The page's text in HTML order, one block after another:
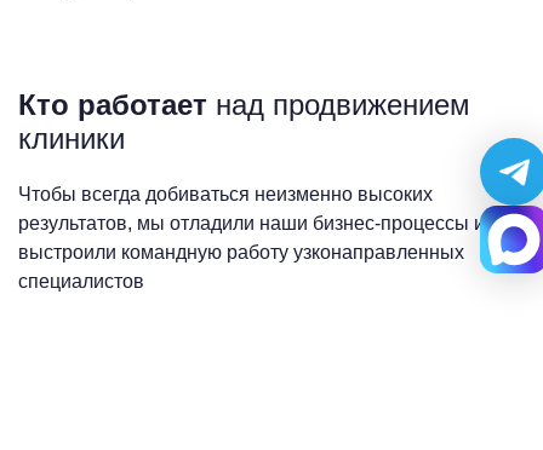
Кто работает над продвижением
клиники
Чтобы всегда добиваться неизменно высоких
результатов, мы отладили наши бизнес-процессы и
выстроили командную работу узконаправленных
специалистов